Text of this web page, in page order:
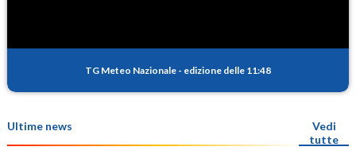
TG Meteo Nazionale - edizione delle 11:48
Ultime news
Vedi
tutte